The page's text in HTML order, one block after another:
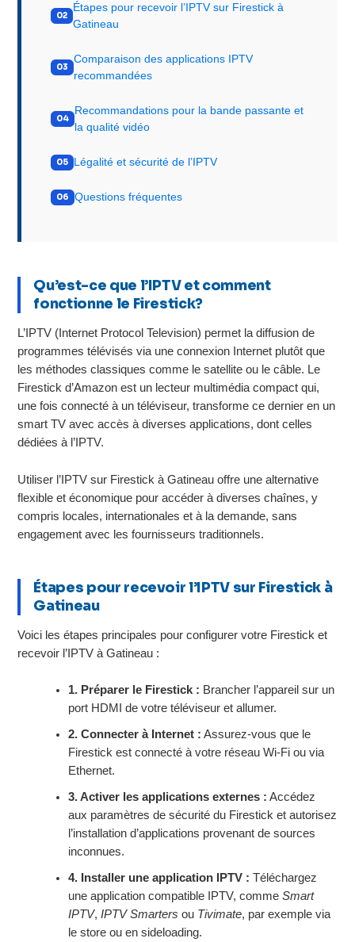
Étapes pour recevoir l’IPTV sur Firestick à
Gatineau
Comparaison des applications IPTV
recommandées
Recommandations pour la bande passante et
la qualité vidéo
Légalité et sécurité de l’IPTV
Questions fréquentes
Qu’est-ce que l’IPTV et comment
fonctionne le Firestick?
L’IPTV (Internet Protocol Television) permet la diffusion de
programmes télévisés via une connexion Internet plutôt que
les méthodes classiques comme le satellite ou le câble. Le
Firestick d’Amazon est un lecteur multimédia compact qui,
une fois connecté à un téléviseur, transforme ce dernier en un
smart TV avec accès à diverses applications, dont celles
dédiées à l’IPTV.
Utiliser l’IPTV sur Firestick à Gatineau offre une alternative
flexible et économique pour accéder à diverses chaînes, y
compris locales, internationales et à la demande, sans
engagement avec les fournisseurs traditionnels.
Étapes pour recevoir l’IPTV sur Firestick à
Gatineau
Voici les étapes principales pour configurer votre Firestick et
recevoir l’IPTV à Gatineau :
1. Préparer le Firestick : Brancher l’appareil sur un
port HDMI de votre téléviseur et allumer.
2. Connecter à Internet : Assurez-vous que le
Firestick est connecté à votre réseau Wi-Fi ou via
Ethernet.
3. Activer les applications externes : Accédez
aux paramètres de sécurité du Firestick et autorisez
l’installation d’applications provenant de sources
inconnues.
4. Installer une application IPTV : Téléchargez
une application compatible IPTV, commeSmart
IPTV,IPTV Smarters ou Tivimate, par exemple via
le store ou en sideloading.